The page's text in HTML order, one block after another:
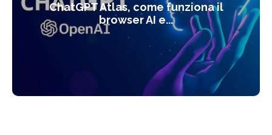
ChatGPT Atlas, come funziona il
browser AI e...